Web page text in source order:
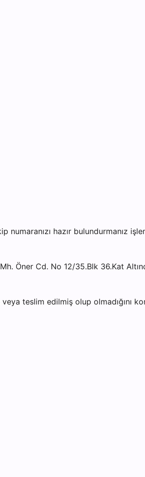
hazır bulundurmanız
Öner Cd. No 12/35.Blk 36.Kat
teslim edilmiş olup olmadığını